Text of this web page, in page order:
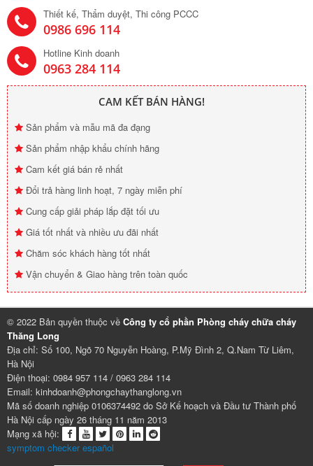
Thiết kế, Thẩm duyệt, Thi công PCCC
0986 696 114
Hotline Kinh doanh
0963 284 114
CAM KẾT BÁN HÀNG!
Sản phẩm và mẫu mã đa đạng
Sản phẩm nhập khẩu chính hãng
Cam kết giá bán rẻ nhất
Đổi trả hàng linh hoạt, 7 ngày miễn phí
Cung cấp giải pháp lắp đặt tối ưu
Giá tốt nhất và nhiều ưu đãi nhất
Chăm sóc khách hàng tốt nhất
Vận chuyển & Giao hàng trên toàn quốc
© 2022 Bản quyền thuộc về Công ty cổ phần Phòng cháy chữa cháy
Thăng Long
Địa chỉ: Số 100, Ngõ 70 Nguyễn Hoàng, P.Mỹ Đình 2, Q.Nam Từ Liêm,
Hà Nội
Điện thoại: 0984 957 114 / 0963 284 114
Email: kinhdoanh@phongchaythanglong.vn
Mã số doanh nghiệp 0106374492 do Sở Kế hoạch và Đầu tư Thành phố
Hà Nội cấp ngày 26 tháng 11 năm 2013
Mạng xã hội:
symptom checker español